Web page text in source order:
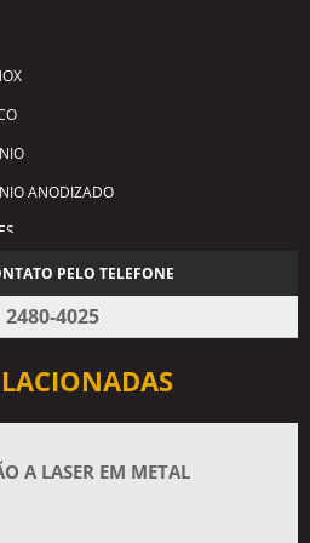
ANODIZADO
PELO TELEFONE
2480-4025
A LASER EM METAL